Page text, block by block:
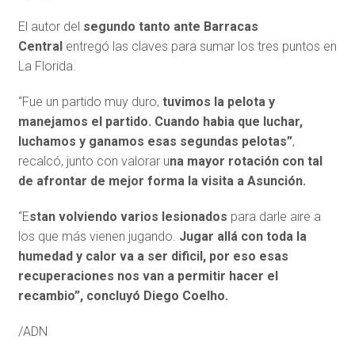
El autor del segundo tanto ante Barracas
Centralentregó las claves para sumar los tres puntos en
La Florida.
“Fue un partido muy duro, tuvimos la pelota y
manejamos el partido. Cuando habia que luchar,
luchamos y ganamos esas segundas pelotas”,
recalcó, junto con valorar una mayor rotación con tal
de afrontar de mejor forma la visita a Asunción.
“Estan volviendo varios lesionados para darle aire a
los que más vienen jugando. Jugar allá con toda la
humedad y calor va a ser dificil, por eso esas
recuperaciones nos van a permitir hacer el
recambio”, concluyó Diego Coelho.
/ADN